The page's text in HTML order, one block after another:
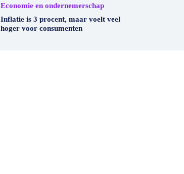
Economie en ondernemerschap
Inflatie is 3 procent, maar voelt veel
hoger voor consumenten